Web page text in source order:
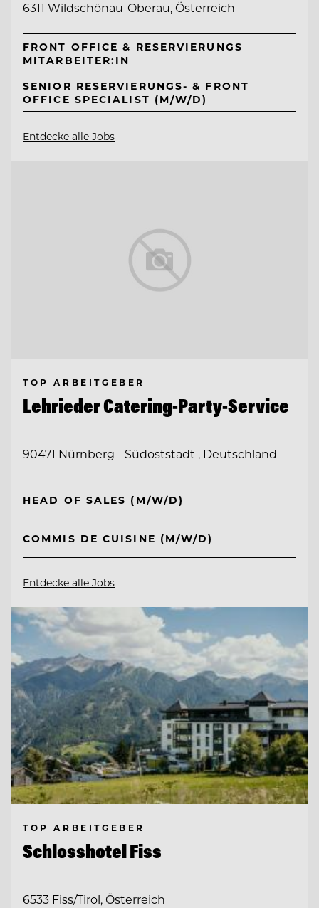
6311 Wildschönau-Oberau, Österreich
FRONT OFFICE & RESERVIERUNGS
MITARBEITER:IN
SENIOR RESERVIERUNGS- & FRONT
OFFICE SPECIALIST (M/W/D)
Entdecke alle Jobs
TOP ARBEITGEBER
Lehrieder Catering-Party-Service
90471 Nürnberg - Südoststadt , Deutschland
HEAD OF SALES (M/W/D)
COMMIS DE CUISINE (M/W/D)
Entdecke alle Jobs
TOP ARBEITGEBER
Schlosshotel Fiss
6533 Fiss/Tirol, Österreich